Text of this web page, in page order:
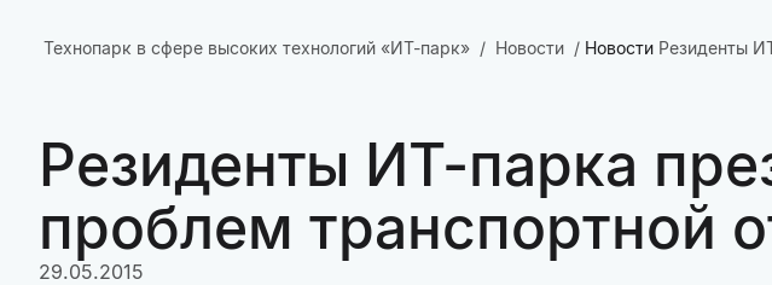
Технопарк в сфере высоких технологий «ИТ-парк» Новости Новости Резиденты
Резиденты ИТ-парка
проблем транспортной
29.05.2015